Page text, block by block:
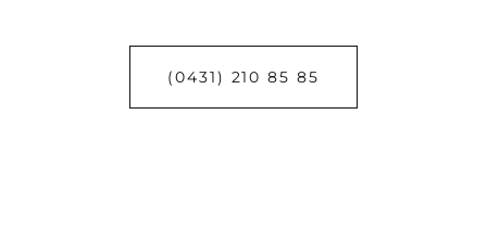
(0431) 210 85 85